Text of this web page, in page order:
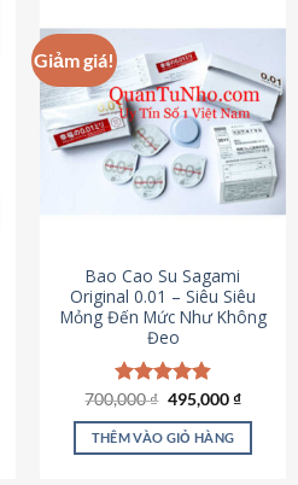
thể
được
chọn
trên
trang
sản
phẩm
Giảm giá!
Bao Cao Su Sagami
Original 0.01 – Siêu Siêu
Mỏng Đến Mức Như Không
Đeo
Được xếp
hạng4.83
5 sao
700,000₫ Giá
là:
700,000 ₫.
495,000₫Giá
tại
THÊM VÀO GIỎ HÀNG